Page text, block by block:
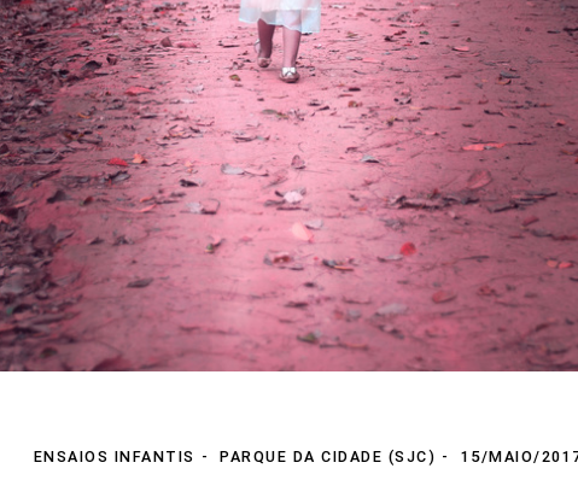
ENSAIOS INFANTIS PARQUE DA CIDADE (SJC) 15/MAIO/